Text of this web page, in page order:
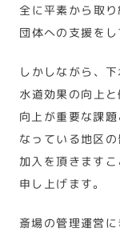
全に平素から取
団体への支援をし
しかしながら、
水道効果の向上
向上が重要な課
なっている地区
加入を頂きます
申し上げます。
斎場の管理運営